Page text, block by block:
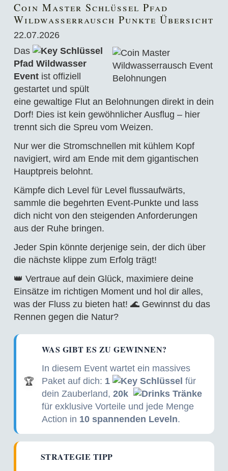
Coin Master Schlüssel Pfad
Wildwasserrausch Punkte Übersicht
22.07.2026
Das
Schlüssel
Pfad Wildwasser
Eventist offiziell
gestartet und spült
eine gewaltige Flut an Belohnungen direkt in dein
Dorf! Dies ist kein gewöhnlicher Ausflug – hier
trennt sich die Spreu vom Weizen.
Nur wer die Stromschnellen mit kühlem Kopf
navigiert, wird am Ende mit dem gigantischen
Hauptpreis belohnt.
Kämpfe dich Level für Level flussaufwärts,
sammle die begehrten Event-Punkte und lass
dich nicht von den steigenden Anforderungen
aus der Ruhe bringen.
Jeder Spin könnte derjenige sein, der dich über
die nächste klippe zum Erfolg trägt!
👑 Vertraue auf dein Glück, maximiere deine
Einsätze im richtigen Moment und hol dir alles,
was der Fluss zu bieten hat! 🌊 Gewinnst du das
Rennen gegen die Natur?
🏆
WAS GIBT ES ZU GEWINNEN?
In diesem Event wartet ein massives
Paket auf dich: 1 Schlüssel für
dein Zauberland, 20k
Tränke
für exklusive Vorteile und jede Menge
Action in 10 spannenden Leveln.
STRATEGIE TIPP